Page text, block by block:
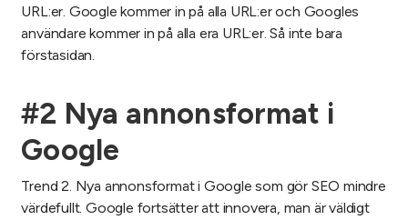
URL:er. Google kommer in på alla URL:er och Googles
användare kommer in på alla era URL:er. Så inte bara
förstasidan.
#2 Nya annonsformat i
Google
Trend 2. Nya annonsformat i Google som gör SEO mindre
värdefullt. Google fortsätter att innovera, man är väldigt